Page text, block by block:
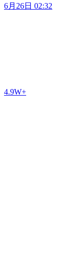
6月26日 02:32
4.9W+